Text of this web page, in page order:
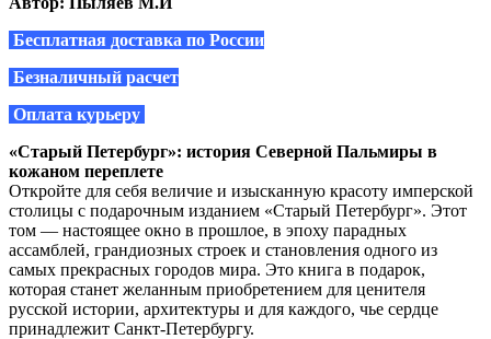
Бесплатная доставка по России
Безналичный расчет
Оплата курьеру
«Старый Петербург»: история Северной Пальмиры в
кожаном переплете
Откройте для себя величие и изысканную красоту имперской
столицы с подарочным изданием «Старый Петербург». Этот
том — настоящее окно в прошлое, в эпоху парадных
ассамблей, грандиозных строек и становления одного из
самых прекрасных городов мира. Это книга в подарок,
которая станет желанным приобретением для ценителя
русской истории, архитектуры и для каждого, чье сердце
принадлежит Санкт-Петербургу.